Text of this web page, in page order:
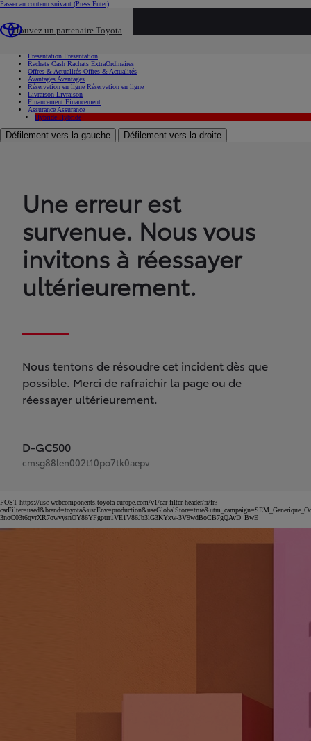
Passer au contenu suivant (Press Enter)
Trouvez un partenaire Toyota
Présentation Présentation
Rachats Cash Rachats ExtraOrdinaires
Offres & Actualités Offres & Actualités
Avantages Avantages
Réservation en ligne Réservation en ligne
Livraison Livraison
Financement Financement
Assurance Assurance
Hybride Hybride
Défilement vers la gauche Défilement vers la droite
Une erreur est
survenue. Nous vous
invitons à réessayer
ultérieurement.
Nous tentons de résoudre cet incident dès que
possible. Merci de rafraichir la page ou de
réessayer ultérieurement.
D-GC500
cmsg88len002t10po7tk0aepv
POST https://usc-webcomponents.toyota-europe.com/v1/car-filter-header/fr/fr?
3noC03t6qyrXR7owvysnOY86YFgptrr1VE1V86Jb3lG3KYxw-3V9wdBoCB7gQAvD_BwE